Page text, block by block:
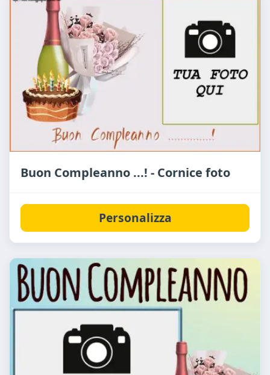
Buon Compleanno ...! - Cornice foto
Personalizza